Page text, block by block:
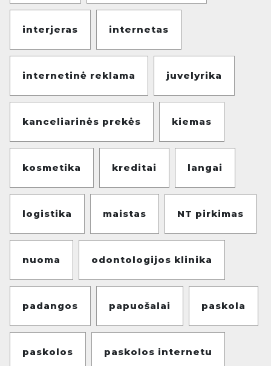
interjeras internetas
internetinė reklama juvelyrika
kanceliarinės prekės kiemas
kosmetika kreditai langai
logistika maistas NT pirkimas
nuoma odontologijos klinika
padangos papuošalai paskola
paskolos paskolos internetu